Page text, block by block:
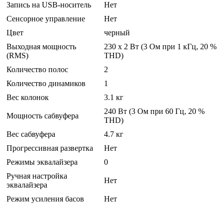
Запись на USB-носитель
Нет
Сенсорное управление
Нет
Цвет
черный
Выходная мощность
(RMS)
230 x 2 Вт (3 Ом при 1 кГц, 20 %
THD)
Количество полос
2
Количество динамиков
1
Вес колонок
3.1 кг
Мощность сабвуфера
240 Вт (3 Ом при 60 Гц, 20 %
THD)
Вес сабвуфера
4.7 кг
Прогрессивная развертка
Нет
Режимы эквалайзера
0
Ручная настройка
эквалайзера
Нет
Режим усиления басов
Нет